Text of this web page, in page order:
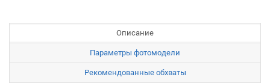
Описание
Параметры фотомодели
Рекомендованные обхваты